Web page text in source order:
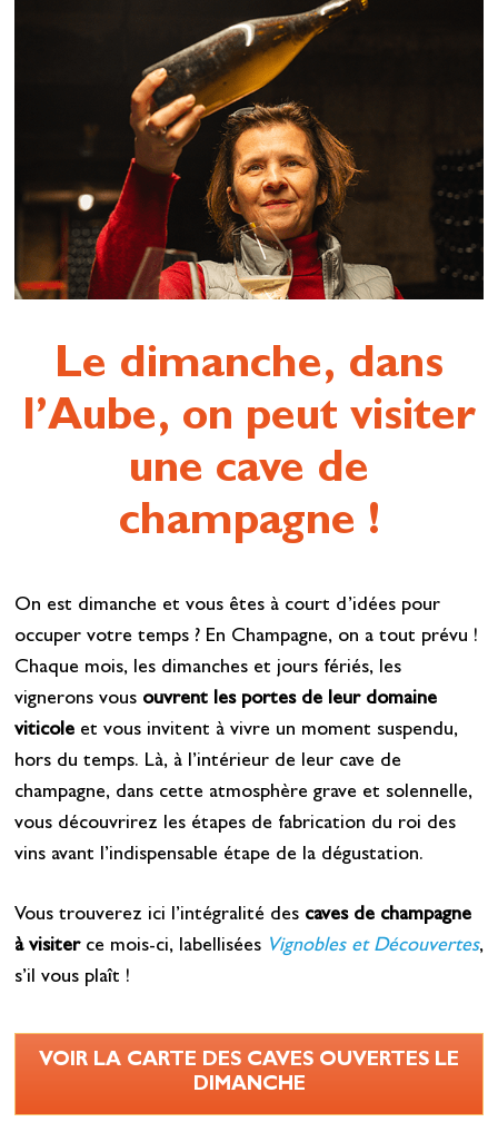
Le dimanche, dans
l’Aube, on peut visiter
une cave de
champagne !
On est dimanche et vous êtes à court d’idées pour
occuper votre temps ? En Champagne, on a tout prévu !
Chaque mois, les dimanches et jours fériés, les
vignerons vous ouvrent les portes de leur domaine
viticoleet vous invitent à vivre un moment suspendu,
hors du temps. Là, à l’intérieur de leur cave de
champagne, dans cette atmosphère grave et solennelle,
vous découvrirez les étapes de fabrication du roi des
vins avant l’indispensable étape de la dégustation.
Vous trouverez ici l’intégralité des caves de champagne
à visiter ce mois-ci, labellisées Vignobles et Découvertes,
s’il vous plaît !
VOIR LA CARTE DES CAVES OUVERTES LE
DIMANCHE